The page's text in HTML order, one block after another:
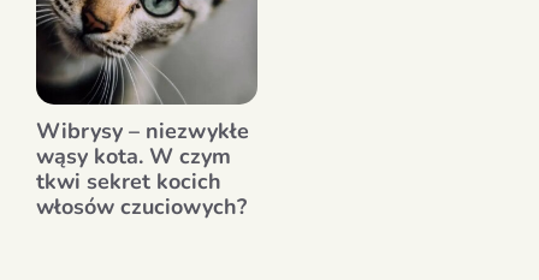
Wibrysy – niezwykłe
wąsy kota. W czym
tkwi sekret kocich
włosów czuciowych?